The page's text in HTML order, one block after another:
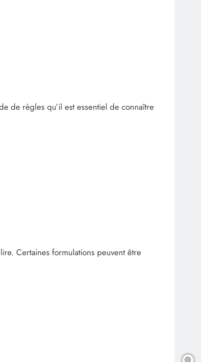
de règles qu’il est essentiel de connaître
Certaines formulations peuvent être